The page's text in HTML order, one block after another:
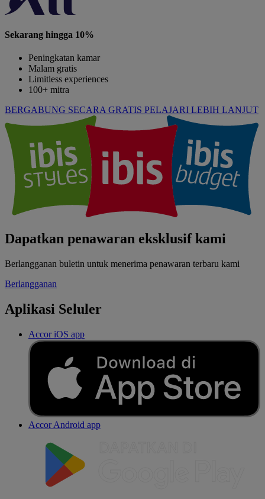
Sekarang hingga 10%
Peningkatan kamar
Malam gratis
Limitless experiences
100+ mitra
BERGABUNG SECARA GRATIS PELAJARI LEBIH LANJUT
Dapatkan penawaran eksklusif kami
Berlangganan buletin untuk menerima penawaran terbaru kami
Berlangganan
Aplikasi Seluler
Accor iOS app
Accor Android app